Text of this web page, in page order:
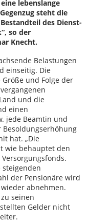
lebenslange
steht die
des Dienst-
so der
Knecht.
Belastungen
einseitig. Die
und Folge der
und die
einen
jede Beamtin und
Besoldungserhöhung
hat. „Die
wie behauptet den
steigenden
der Pensionäre wird
abnehmen.
seinen
Gelder nicht